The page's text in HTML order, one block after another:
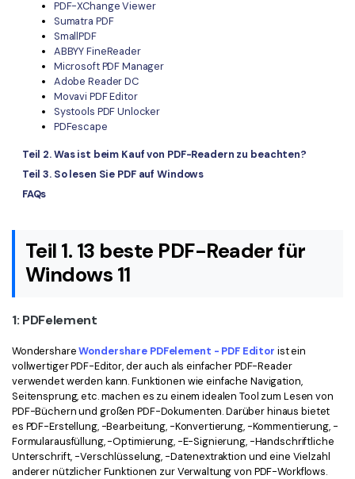
PDF-XChange Viewer
Sumatra PDF
SmallPDF
ABBYY FineReader
Microsoft PDF Manager
Adobe Reader DC
Movavi PDF Editor
Systools PDF Unlocker
PDFescape
Teil 2. Was ist beim Kauf von PDF-Readern zu beachten?
Teil 3. So lesen Sie PDF auf Windows
FAQs
Teil 1. 13 beste PDF-Reader für
Windows 11
1: PDFelement
WondershareWondershare PDFelement - PDF Editor ist ein
vollwertiger PDF-Editor, der auch als einfacher PDF-Reader
verwendet werden kann. Funktionen wie einfache Navigation,
Seitensprung, etc. machen es zu einem idealen Tool zum Lesen von
PDF-Büchern und großen PDF-Dokumenten. Darüber hinaus bietet
es PDF-Erstellung, -Bearbeitung, -Konvertierung, -Kommentierung, -
Formularausfüllung, -Optimierung, -E-Signierung, -Handschriftliche
Unterschrift, -Verschlüsselung, -Datenextraktion und eine Vielzahl
anderer nützlicher Funktionen zur Verwaltung von PDF-Workflows.